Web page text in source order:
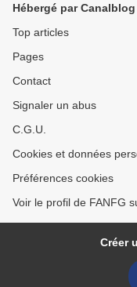
Hébergé par Canalblog
Top articles
Pages
Contact
Signaler un abus
C.G.U.
Cookies et données
Préférences cookies
Voir le profil de FANFG
Créer